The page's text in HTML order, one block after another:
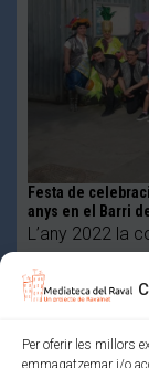
Per oferir les millors
emmagatzemar i/o
Festa de
anys en el Barri
L’any 2022 la
Política de